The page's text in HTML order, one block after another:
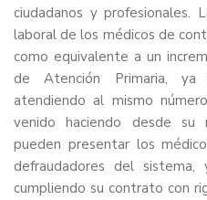
ciudadanos y profesionales.
laboral de los médicos de
como equivalente a un
de Atención Primaria,
atendiendo al mismo
venido haciendo desde su
pueden presentar los
defraudadores del
cumpliendo su contrato con